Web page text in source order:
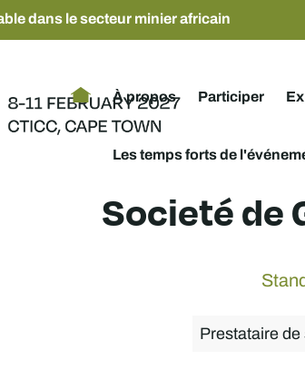
dans le secteur minier africain
À propos Participer
Les temps forts de
Societé de
Prestataire